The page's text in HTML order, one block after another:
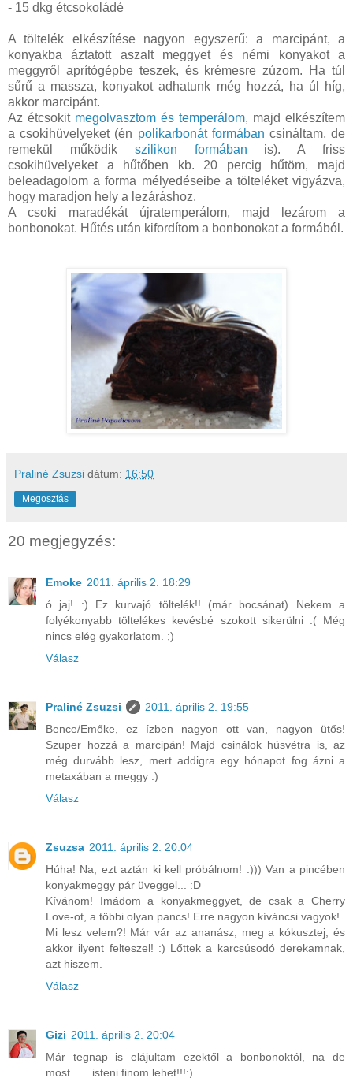
- 15 dkg étcsokoládé
A töltelék elkészítése nagyon egyszerű: a marcipánt, a
konyakba áztatott aszalt meggyet és némi konyakot a
meggyről aprítógépbe teszek, és krémesre zúzom. Ha túl
sűrű a massza, konyakot adhatunk még hozzá, ha úl híg,
akkor marcipánt.
Az étcsokit megolvasztom és temperálom, majd elkészítem
a csokihüvelyeket (én polikarbonát formában csináltam, de
remekül működik szilikon formában is). A friss
csokihüvelyeket a hűtőben kb. 20 percig hűtöm, majd
beleadagolom a forma mélyedéseibe a tölteléket vigyázva,
hogy maradjon hely a lezáráshoz.
A csoki maradékát újratemperálom, majd lezárom a
bonbonokat. Hűtés után kifordítom a bonbonokat a formából.
Praliné Zsuzsi dátum: 16:50
Megosztás
20 megjegyzés:
Emoke 2011. április 2. 18:29
ó jaj! :) Ez kurvajó töltelék!! (már bocsánat) Nekem a
folyékonyabb töltelékes kevésbé szokott sikerülni :( Még
nincs elég gyakorlatom. ;)
Válasz
Praliné Zsuzsi
2011. április 2. 19:55
Bence/Emőke, ez ízben nagyon ott van, nagyon ütős!
Szuper hozzá a marcipán! Majd csinálok húsvétra is, az
még durvább lesz, mert addigra egy hónapot fog ázni a
metaxában a meggy :)
Válasz
Zsuzsa 2011. április 2. 20:04
Húha! Na, ezt aztán ki kell próbálnom! :))) Van a pincében
konyakmeggy pár üveggel... :D
Kívánom! Imádom a konyakmeggyet, de csak a Cherry
Love-ot, a többi olyan pancs! Erre nagyon kíváncsi vagyok!
Mi lesz velem?! Már vár az ananász, meg a kókusztej, és
akkor ilyent felteszel! :) Lőttek a karcsúsodó derekamnak,
azt hiszem.
Válasz
Gizi 2011. április 2. 20:04
Már tegnap is elájultam ezektől a bonbonoktól, na de
most...... isteni finom lehet!!!:)